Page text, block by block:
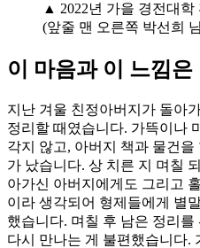
▲ 2022년 가을 경전대
(앞줄 맨 오른쪽 박선희 님
이 마음과 이 느낌
지난 겨울 친정아버지가 돌아
정리할 때였습니다. 가뜩이나
각지 않고, 아버지 책과 물건
가 났습니다. 상 치른 지 며칠
아가신 아버지에게도 그리고
이라 생각되어 형제들에게 별
했습니다. 며칠 후 남은 정리
다시 만나는 게 불편했습니다.